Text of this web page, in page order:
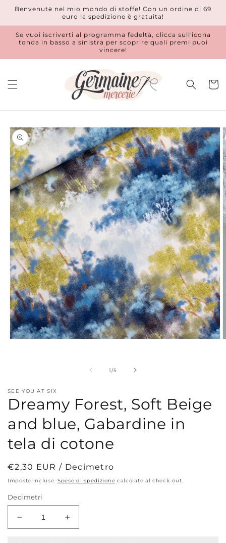
direttamente
Benvenutǝ nel mio mondo di stoffe! Con un ordine di 69
euro la spedizione è gratuita!
Se vuoi iscriverti al programma fedeltà, clicca sull'icona
tonda in basso a sinistra per scoprire quali premi puoi
vincere!
Passa alle
informazioni
sul prodotto
modale
1/su
5
SEE YOU AT SIX
Dreamy Forest, Soft Beige
and blue, Gabardine in
tela di cotone
Prezzo
di
€2,30 EUR / Decimetro
Imposte incluse. Spese di spedizione calcolate al check-out.
Decimetri
Diminuisci
quantità
Aumenta
quantità